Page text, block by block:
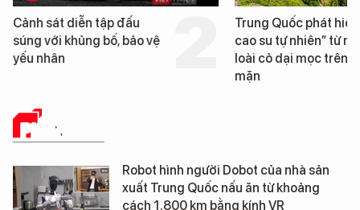
Cảnh sát diễn tập đấu
súng với khủng bố, bảo vệ
yếu nhân
Trung Quốc phát hiện
cao su tự nhiên” từ
loài cỏ dại mọc trên
mặn
PHÂN TÍCH
Robot hình người Dobot của nhà sản
xuất Trung Quốc nấu ăn từ khoảng
cách 1.800 km bằng kính VR